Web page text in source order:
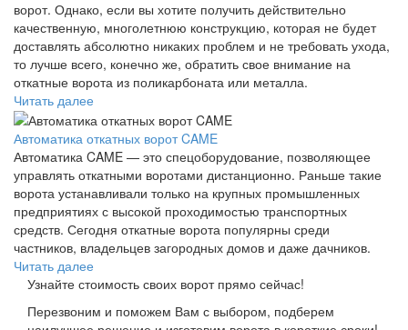
ворот. Однако, если вы хотите получить действительно
качественную, многолетнюю конструкцию, которая не будет
доставлять абсолютно никаких проблем и не требовать ухода,
то лучше всего, конечно же, обратить свое внимание на
откатные ворота из поликарбоната или металла.
Читать далее
Автоматика откатных ворот CAME
Автоматика CAME — это спецоборудование, позволяющее
управлять откатными воротами дистанционно. Раньше такие
ворота устанавливали только на крупных промышленных
предприятиях с высокой проходимостью транспортных
средств. Сегодня откатные ворота популярны среди
частников, владельцев загородных домов и даже дачников.
Читать далее
Узнайте стоимость своих ворот прямо сейчас!
Перезвоним и поможем Вам с выбором, подберем